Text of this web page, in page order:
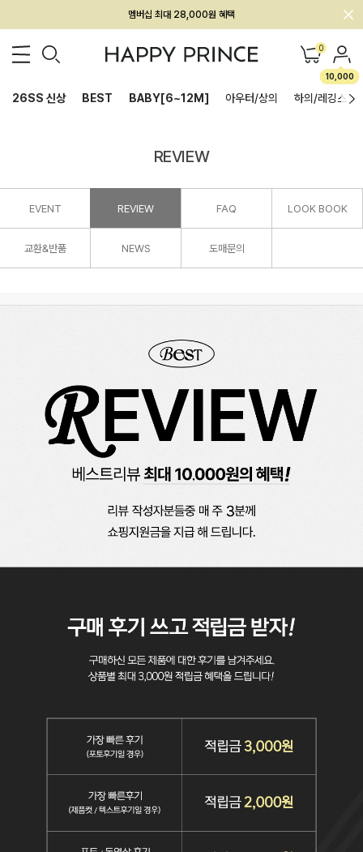
멤버십 최대 28,000원 혜택
0
10,000
26SS 신상 BEST BABY[6~12M] 아우터/상의 하의/레깅스
REVIEW
EVENT REVIEW FAQ LOOK BOOK
교환&반품 NEWS 도매문의